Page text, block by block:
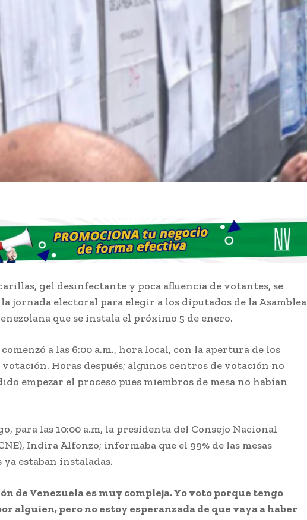
gel desinfectante y poca afluencia de votantes, se
jornada electoral para elegir a los diputados de la Asamblea
que se instala el próximo 5 de enero.
a las 6:00 a.m., hora local, con la apertura de los
Horas después; algunos centros de votación no
empezar el proceso pues miembros de mesa no habían
para las 10:00 a.m, la presidenta del Consejo Nacional
Indira Alfonzo; informaba que el 99% de las mesas
ya estaban instaladas.
de Venezuela es muy compleja. Yo voto porque tengo
alguien, pero no estoy esperanzada de que vaya a haber